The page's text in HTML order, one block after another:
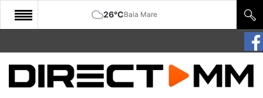
26°CBaia Mare
START
COMUNITATE